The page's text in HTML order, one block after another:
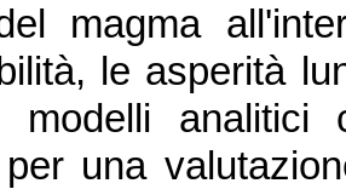
magma
le asperità
modelli analitici
una